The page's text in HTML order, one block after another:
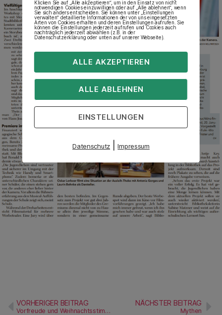
VORHERIGER BEITRAG
Vorfreude und Weihnachtsstimmung überall
NÄCHSTER BEITRAG
Mythen
Klicken Sie auf „Alle akzeptieren“, um in den Einsatz von nicht
notwendigen Cookies einzuwilligen oder auf „Alle ablehnen“, wenn
Sie sich anders entscheiden. Sie können unter „Einstellungen
verwalten“ detaillierte Informationen der von uns eingesetzten
Arten von Cookies erhalten und deren Einstellungen aufrufen. Sie
können die Einstellungen jederzeit aufrufen und Cookies auch
nachträglich jederzeit abwählen (z.B. in der
Datenschutzerklärung oder unten auf unserer Webseite).
ALLE AKZEPTIEREN
ALLE ABLEHNEN
EINSTELLUNGEN
Datenschutz |Impressum